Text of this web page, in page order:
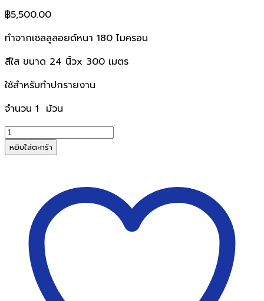
฿5,500.00
ทำจากเซลลูลอยด์หนา 180 ไมครอน
สีใส ขนาด 24 นิ้วx 300 เมตร
ใช้สำหรับทำปกรายงาน
จำนวน 1 ม้วน
จำนวน
ปก
พลาสติก
ไมครอน
300เมตร
หยิบใส่ตะกร้า